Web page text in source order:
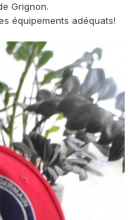
Grignon.
équipements adéquats!